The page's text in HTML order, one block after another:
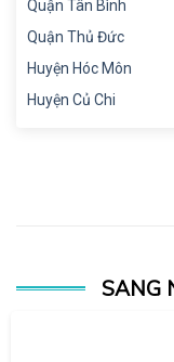
Quận Tân Bình
Quận Thủ Đức
Huyện Hóc Môn
Huyện Củ Chi
SANG